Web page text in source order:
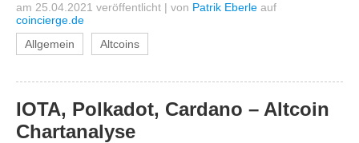
am 25.04.2021 veröffentlicht | von Patrik Eberle auf
coincierge.de
Allgemein
Altcoins
IOTA, Polkadot, Cardano – Altcoin
Chartanalyse